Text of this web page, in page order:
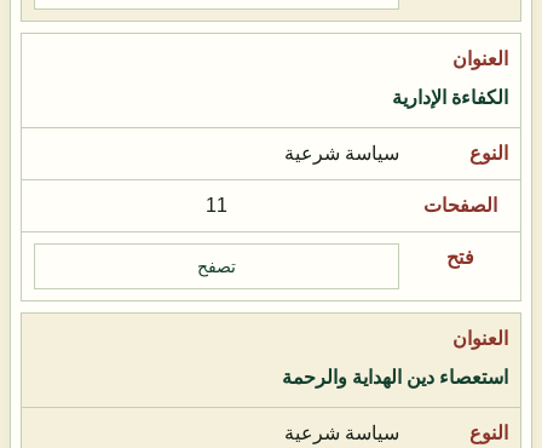
الكفاءة الإدارية
سياسة شرعية
11
تصفح
استعصاء دين الهداية والرحمة
سياسة شرعية